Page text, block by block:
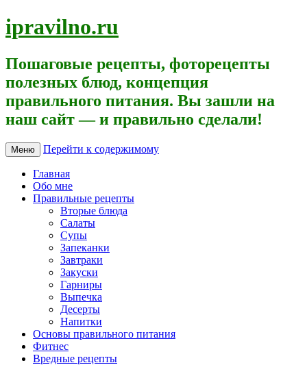
ipravilno.ru
Пошаговые рецепты, фоторецепты
полезных блюд, концепция
правильного питания. Вы зашли на
наш сайт — и правильно сделали!
Меню Перейти к содержимому
Главная
Обо мне
Правильные рецепты
Вторые блюда
Салаты
Супы
Запеканки
Завтраки
Закуски
Гарниры
Выпечка
Десерты
Напитки
Основы правильного питания
Фитнес
Вредные рецепты